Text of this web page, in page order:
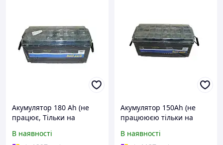
Акумулятор 180 Ah (не
працює, Тільки на
96CT10655AC
В наявності
Акумулятор 150Ah (не
працююєю тільки на
EDT10655A1D
В наявності